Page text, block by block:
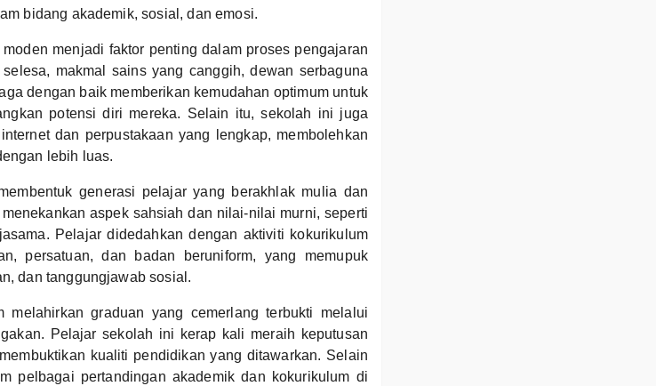
bidang akademik, sosial, dan emosi.
menjadi faktor penting dalam proses pengajaran
makmal sains yang canggih, dewan serbaguna
dengan baik memberikan kemudahan optimum untuk
potensi diri mereka. Selain itu, sekolah ini juga
dan perpustakaan yang lengkap, membolehkan
lebih luas.
generasi pelajar yang berakhlak mulia dan
aspek sahsiah dan nilai-nilai murni, seperti
Pelajar didedahkan dengan aktiviti kokurikulum
persatuan, dan badan beruniform, yang memupuk
dan tanggungjawab sosial.
melahirkan graduan yang cemerlang terbukti melalui
Pelajar sekolah ini kerap kali meraih keputusan
kualiti pendidikan yang ditawarkan. Selain
pelbagai pertandingan akademik dan kokurikulum di